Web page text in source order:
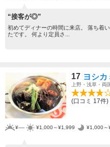
“接客が◎”
初めてディナーの時間に来店。 落ち着
たです。 何より定員さ...
17 ヨシカ
上野・浅草・両
(口コミ 17件)
¥---- ¥1,000～¥1,999 ¥1,000～